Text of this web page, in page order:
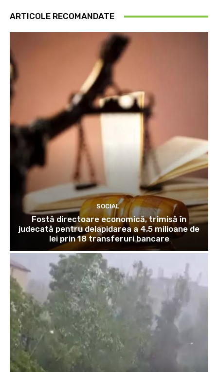
ARTICOLE RECOMANDATE
SOCIAL
Fostă directoare economică, trimisă în
judecată pentru delapidarea a 4,5 milioane de
lei prin 18 transferuri bancare